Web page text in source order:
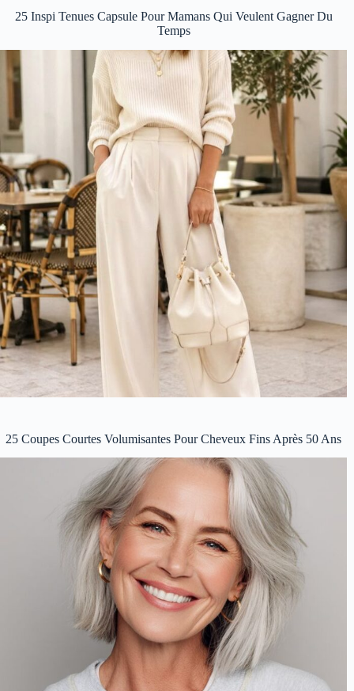
25 Inspi Tenues Capsule Pour Mamans Qui Veulent Gagner Du
Temps
25 Coupes Courtes Volumisantes Pour Cheveux Fins Après 50 Ans